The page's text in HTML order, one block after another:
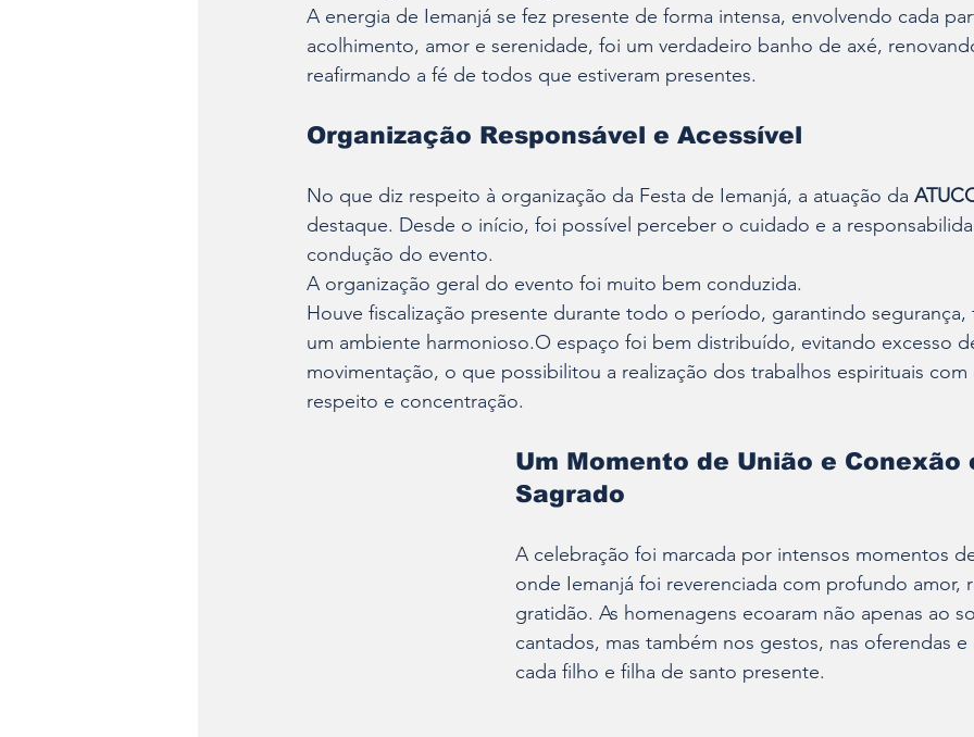
A energia de Iemanjá se fez presente de forma intensa, envolvendo cada
acolhimento, amor e serenidade, foi um verdadeiro banho de axé,
reafirmando a fé de todos que estiveram presentes.
Organização Responsável e Acessível
No que diz respeito à organização da Festa de Iemanjá, a atuação da
destaque. Desde o início, foi possível perceber o cuidado e a
condução do evento.
A organização geral do evento foi muito bem conduzida.
Houve fiscalização presente durante todo o período, garantindo segurança,
um ambiente harmonioso.O espaço foi bem distribuído, evitando excesso
movimentação, o que possibilitou a realização dos trabalhos espirituais
respeito e concentração.
Um Momento de União e Conexão
Sagrado
A celebração foi marcada por intensos momentos
onde Iemanjá foi reverenciada com profundo amor,
gratidão. As homenagens ecoaram não apenas ao
cantados, mas também nos gestos, nas oferendas e
cada filho e filha de santo presente.